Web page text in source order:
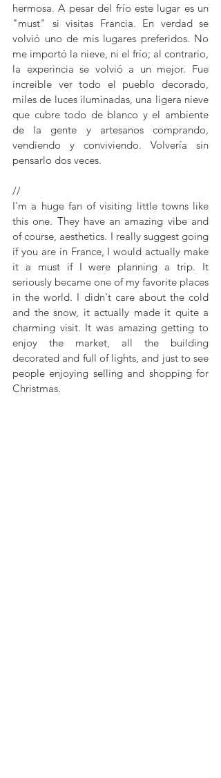
hermosa. A pesar del frío este lugar es un
"must" si visitas Francia. En verdad se
volvió uno de mis lugares preferidos. No
me importó la nieve, ni el frío; al contrario,
la experincia se volvió a un mejor. Fue
increible ver todo el pueblo decorado,
miles de luces iluminadas, una ligera nieve
que cubre todo de blanco y el ambiente
de la gente y artesanos comprando,
vendiendo y conviviendo. Volvería sin
pensarlo dos veces.
//
I'm a huge fan of visiting little towns like
this one. They have an amazing vibe and
of course, aesthetics. I really suggest going
if you are in France, I would actually make
it a must if I were planning a trip. It
seriously became one of my favorite places
in the world. I didn't care about the cold
and the snow, it actually made it quite a
charming visit. It was amazing getting to
enjoy the market, all the building
decorated and full of lights, and just to see
people enjoying selling and shopping for
Christmas.